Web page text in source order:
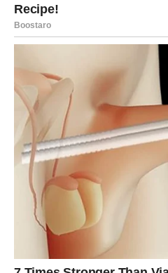
Šta vam se otkriva?
Pred vama je vikend pun
Poruka zvijezda
Ne zanemarujte detalje.
RAK
ISTINA O LJUBAVI
VIDJELO
Rakovi su među znakovima